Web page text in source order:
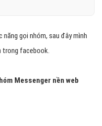
gọi nhóm, sau đây mình
trong facebook.
Messenger nền web